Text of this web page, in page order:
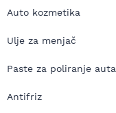
Auto kozmetika
Ulje za menjač
Paste za poliranje auta
Antifriz